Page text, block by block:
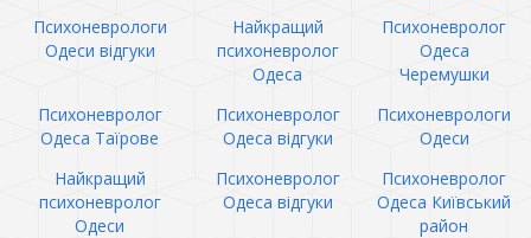
Психоневрологи
Одеси відгуки
Найкращий
психоневролог
Одеса
Психоневролог
Одеса
Черемушки
Психоневролог
Одеса Таїрове
Психоневролог
Одеса відгуки
Психоневрологи
Одеси
Найкращий
психоневролог
Одеси
Психоневролог
Одеса відгуки
Психоневролог
Одеса Київський
район